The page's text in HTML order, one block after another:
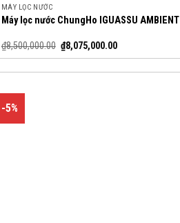
MÁY LỌC NƯỚC
Máy lọc nước ChungHo IGUASSU AMBIENT
₫8,500,000.00 ₫8,075,000.00
-5%